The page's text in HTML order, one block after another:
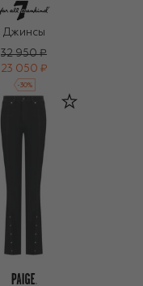
Джинсы
32 950 ₽
23 050 ₽
-30%